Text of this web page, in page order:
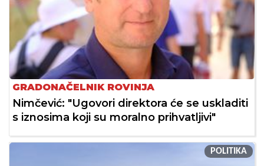
GRADONAČELNIK ROVINJA
Nimčević: "Ugovori direktora će se uskladiti
s iznosima koji su moralno prihvatljivi"
POLITIKA